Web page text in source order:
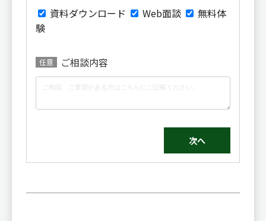
資料ダウンロード
Web面談
無料体
験
任意 ご相談内容
次へ